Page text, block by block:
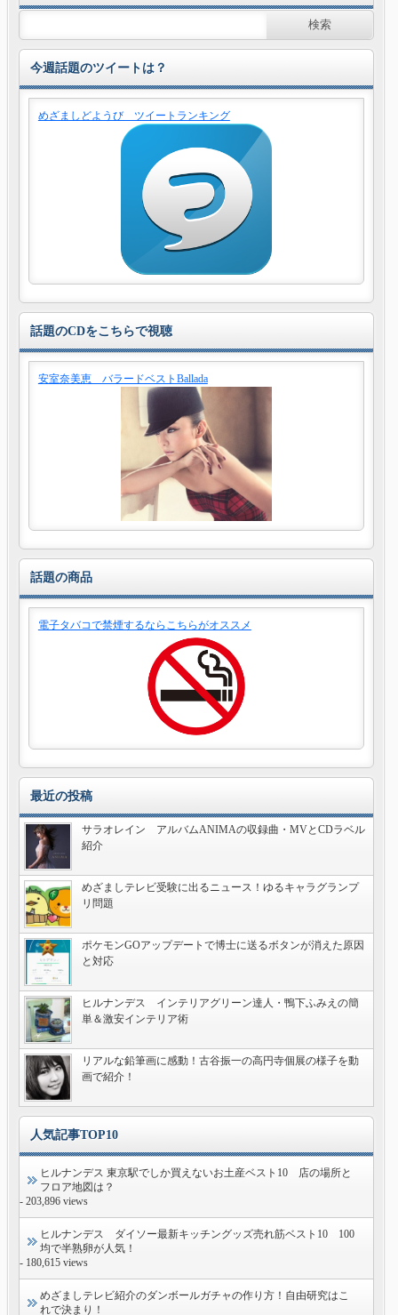
今週話題のツイートは？
めざましどようび ツイートランキング
話題のCDをこちらで視聴
安室奈美恵 バラードベストBallada
話題の商品
電子タバコで禁煙するならこちらがオススメ
最近の投稿
サラオレイン アルバムANIMAの収録曲・MVとCDラベル
紹介
めざましテレビ受験に出るニュース！ゆるキャラグランプ
リ問題
ポケモンGOアップデートで博士に送るボタンが消えた原因
と対応
ヒルナンデス インテリアグリーン達人・鴨下ふみえの簡
単＆激安インテリア術
リアルな鉛筆画に感動！古谷振一の高円寺個展の様子を動
画で紹介！
人気記事TOP10
ヒルナンデス 東京駅でしか買えないお土産ベスト10 店の場所と
フロア地図は？
- 203,896 views
ヒルナンデス ダイソー最新キッチングッズ売れ筋ベスト10 100
均で半熟卵が人気！
- 180,615 views
めざましテレビ紹介のダンボールガチャの作り方！自由研究はこ
れで決まり！